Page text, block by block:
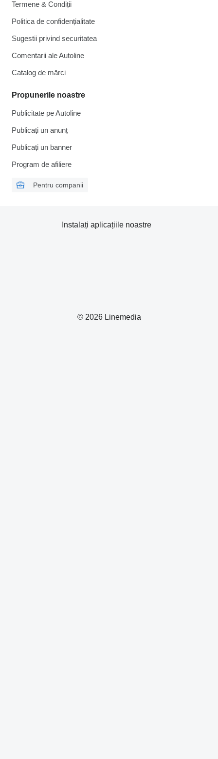
Termene & Condiții
Politica de confidențialitate
Sugestii privind securitatea
Comentarii ale Autoline
Catalog de mărcі
Propunerile noastre
Publicitate pe Autoline
Publicați un anunț
Publicați un banner
Program de afiliere
Pentru companii
© 2026 Linemedia
Instalați aplicațiile noastre